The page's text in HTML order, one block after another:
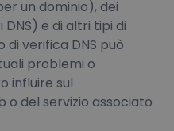
un dominio), dei
e di altri tipi di
di verifica DNS può
problemi o
influire sul
o del servizio associato